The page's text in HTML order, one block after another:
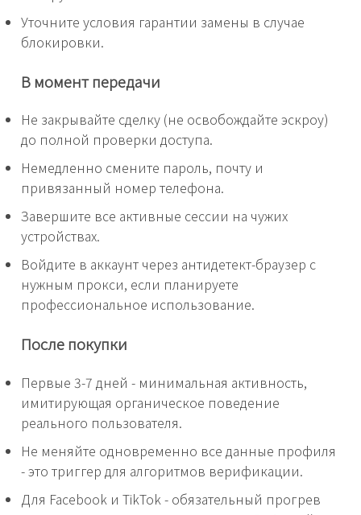
Уточните условия гарантии замены в случае
блокировки.
В момент передачи
Не закрывайте сделку (не освобождайте эскроу)
до полной проверки доступа.
Немедленно смените пароль, почту и
привязанный номер телефона.
Завершите все активные сессии на чужих
устройствах.
Войдите в аккаунт через антидетект-браузер с
нужным прокси, если планируете
профессиональное использование.
После покупки
Первые 3-7 дней - минимальная активность,
имитирующая органическое поведение
реального пользователя.
Не меняйте одновременно все данные профиля
- это триггер для алгоритмов верификации.
Для Facebook и TikTok - обязательный прогрев